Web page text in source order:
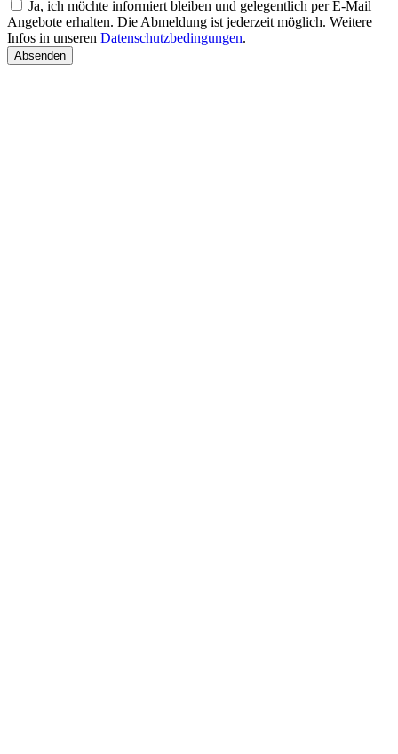
Ja, ich möchte informiert bleiben und gelegentlich per E-Mail
Angebote erhalten. Die Abmeldung ist jederzeit möglich. Weitere
Infos in unseren Datenschutzbedingungen.
Absenden